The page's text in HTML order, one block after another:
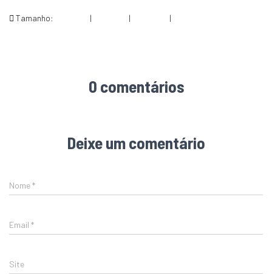
Tamanho: | | |
0 comentários
Deixe um comentário
Nome*
Email *
Site